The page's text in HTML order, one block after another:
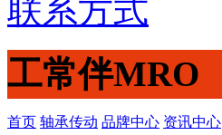
联系方式
工常伴MRO
首页 轴承传动 品牌中心 资讯中心